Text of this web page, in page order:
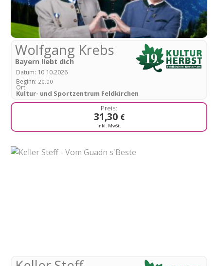
Wolfgang Krebs
Bayern liebt dich
Datum: 10.10.2026
Beginn: 20:00
Ort:
Kultur- und Sportzentrum Feldkirchen
31,30 €
inkl. MwSt.